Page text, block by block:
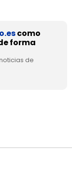
como
forma
de